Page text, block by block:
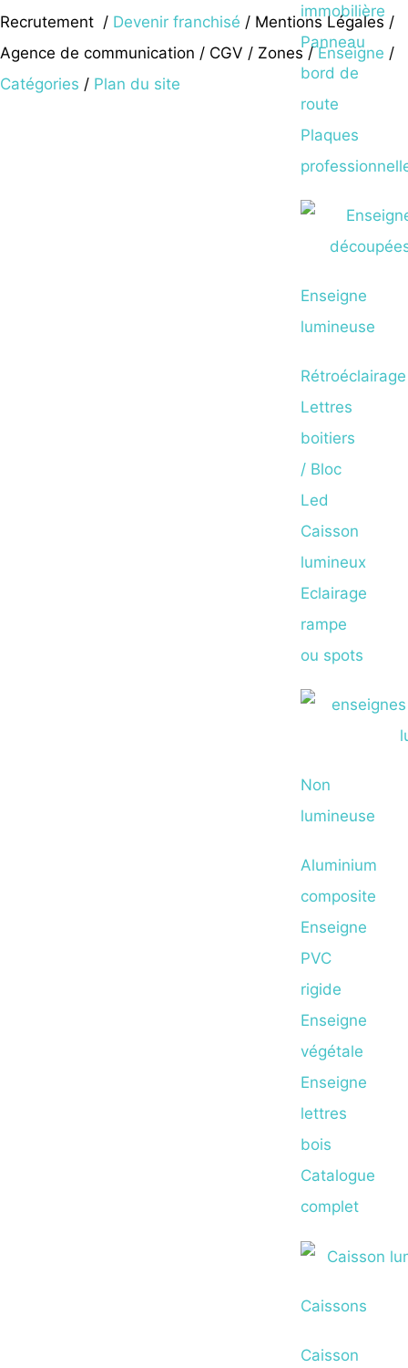
immobilière
Panneau
bord de
route
Plaques
Enseigne
lumineuse
Rétroéclairage
Lettres
boitiers
/ Bloc
Led
Caisson
lumineux
Eclairage
rampe
ou spots
Non
lumineuse
Aluminium
composite
Enseigne
PVC
rigide
Enseigne
végétale
Enseigne
lettres
bois
Catalogue
complet
Caissons
Caisson
Recrutement / Devenir franchisé / Mentions Légales /
Agence de communication / CGV / Zones /Enseigne /
Catégories / Plan du site